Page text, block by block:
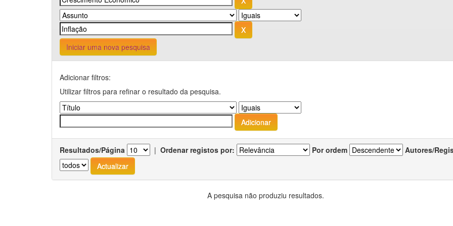
Iniciar uma nova pesquisa
Adicionar filtros:
Utilizar filtros para refinar o resultado da pesquisa.
Resultados/Página | Ordenar registos por: Por ordem Autores/
A pesquisa não produziu resultados.